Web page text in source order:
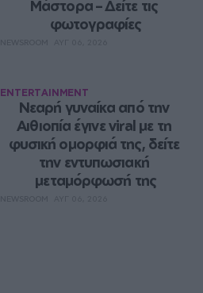
Μάστορα – Δείτε τις
φωτογραφίες
ENTERTAINMENT
Νεαρή γυναίκα από την
Αιθιοπία έγινε viral με τη
φυσική ομορφιά της, δείτε
την εντυπωσιακή
μεταμόρφωσή της